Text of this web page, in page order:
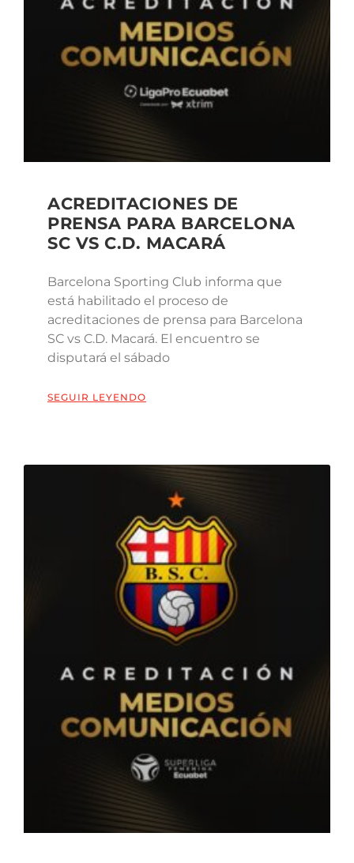
ACREDITACIONES DE
PRENSA PARA BARCELONA
SC VS C.D. MACARÁ
Barcelona Sporting Club informa que
está habilitado el proceso de
acreditaciones de prensa para Barcelona
SC vs C.D. Macará. El encuentro se
disputará el sábado
SEGUIR LEYENDO